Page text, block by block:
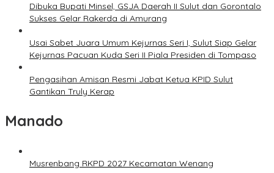
Dibuka Bupati Minsel, GSJA Daerah II Sulut dan Gorontalo
Sukses Gelar Rakerda di Amurang
Usai Sabet Juara Umum Kejurnas Seri I, Sulut Siap Gelar
Kejurnas Pacuan Kuda Seri II Piala Presiden di Tompaso
Pengasihan Amisan Resmi Jabat Ketua KPID Sulut
Gantikan Truly Kerap
Manado
Musrenbang RKPD 2027 Kecamatan Wenang